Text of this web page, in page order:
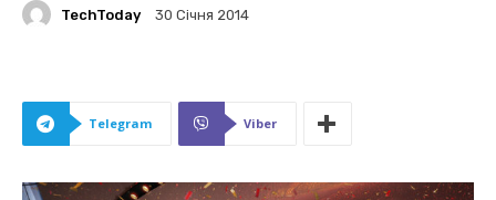
TechToday 30 Січня 2014
Telegram Viber